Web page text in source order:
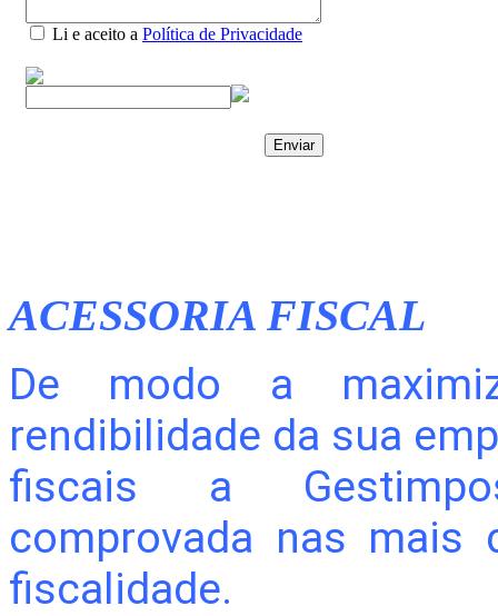
Li e aceito a Política de Privacidade
ACESSORIA FISCAL
De modo a
rendibilidade da sua
fiscais a
comprovada nas mais
fiscalidade.